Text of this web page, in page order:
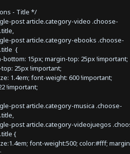
- Title */
post article.category-video .choose-
post article.category-ebooks .choose-
{
15px; margin-top: 25px !important;
25px !important;
1.4em; font-weight: 600 !important;
!important;
post article.category-musica .choose-
post article.category-videojuegos
{
font-weight:500; color:#fff;